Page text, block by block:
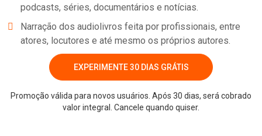
podcasts, séries, documentários e notícias.
Narração dos audiolivros feita por profissionais, entre
atores, locutores e até mesmo os próprios autores.
EXPERIMENTE 30 DIAS GRÁTIS
Promoção válida para novos usuários. Após 30 dias, será cobrado
valor integral. Cancele quando quiser.
Whatsapp Facebook Twitter E-mail